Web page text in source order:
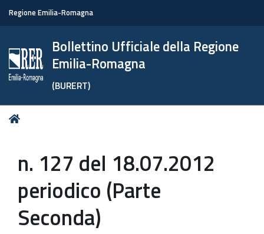
Regione Emilia-Romagna
Bollettino Ufficiale della Regione
Emilia-Romagna
(BURERT)
Tu
n. 127 del 18.07.2012
periodico (Parte
Seconda)